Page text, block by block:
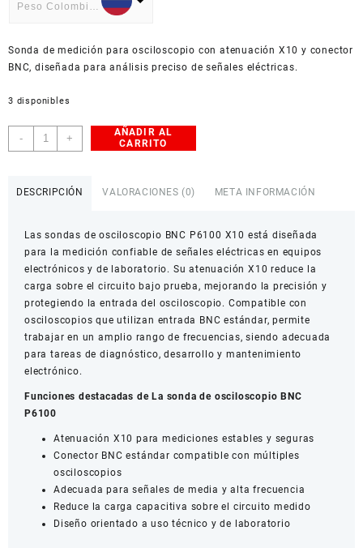
Peso Colombiano
American Dollar
Sonda de medición para osciloscopio con atenuación X10 y conector
BNC, diseñada para análisis preciso de señales eléctricas.
3 disponibles
-
Sondas
de
6–
100
MHz
cantidad
+
AÑADIR AL
CARRITO
DESCRIPCIÓN VALORACIONES (0) META INFORMACIÓN
Las sondas de osciloscopio BNC P6100 X10 está diseñada
para la medición confiable de señales eléctricas en equipos
electrónicos y de laboratorio. Su atenuación X10 reduce la
carga sobre el circuito bajo prueba, mejorando la precisión y
protegiendo la entrada del osciloscopio. Compatible con
osciloscopios que utilizan entrada BNC estándar, permite
trabajar en un amplio rango de frecuencias, siendo adecuada
para tareas de diagnóstico, desarrollo y mantenimiento
electrónico.
Funciones destacadas de La sonda de osciloscopio BNC
P6100
Atenuación X10 para mediciones estables y seguras
Conector BNC estándar compatible con múltiples
osciloscopios
Adecuada para señales de media y alta frecuencia
Reduce la carga capacitiva sobre el circuito medido
Diseño orientado a uso técnico y de laboratorio